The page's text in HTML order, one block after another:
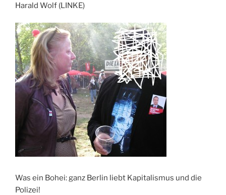
Harald Wolf (LINKE)
Was ein Bohei: ganz Berlin liebt Kapitalismus und die
Polizei!